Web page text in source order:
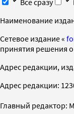
Наименование
Cетевое издание «
принятия решения
Адрес редакции,
Адрес редакции:
Главный редактор: